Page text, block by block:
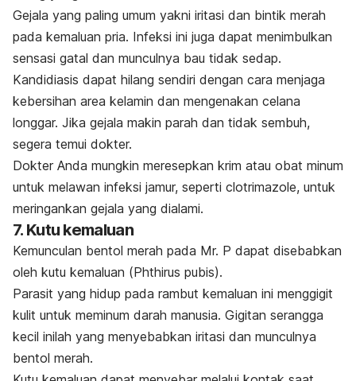
Gejala yang paling umum yakni iritasi dan bintik merah
pada kemaluan pria. Infeksi ini juga dapat menimbulkan
sensasi gatal dan munculnya bau tidak sedap.
Kandidiasis dapat hilang sendiri dengan cara menjaga
kebersihan area kelamin dan mengenakan celana
longgar. Jika gejala makin parah dan tidak sembuh,
segera temui dokter.
Dokter Anda mungkin meresepkan krim atau obat minum
untuk melawan infeksi jamur, seperti clotrimazole, untuk
meringankan gejala yang dialami.
7. Kutu kemaluan
Kemunculan bentol merah pada Mr. P dapat disebabkan
oleh kutu kemaluan (Phthirus pubis).
Parasit yang hidup pada rambut kemaluan ini menggigit
kulit untuk meminum darah manusia. Gigitan serangga
kecil inilah yang menyebabkan iritasi dan munculnya
bentol merah.